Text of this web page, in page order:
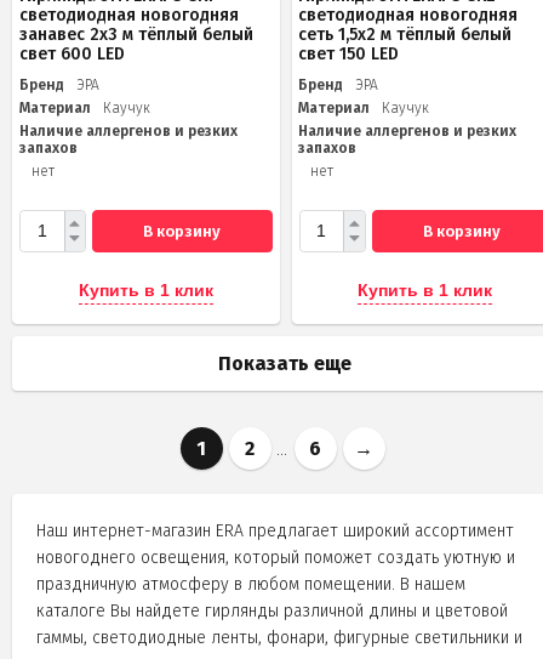
светодиодная новогодняя
занавес 2x3 м тёплый белый
свет 600 LED
Бренд
ЭРА
Материал
Каучук
Наличие аллергенов и резких
запахов
нет
В корзину
Купить в 1 клик
светодиодная новогодняя
сеть 1,5x2 м тёплый белый
свет 150 LED
Бренд
ЭРА
Материал
Каучук
Наличие аллергенов и резких
запахов
нет
В корзину
Купить в 1 клик
Показать еще
1 2 ... 6 →
Наш интернет-магазин ERA предлагает широкий ассортимент
новогоднего освещения, который поможет создать уютную и
праздничную атмосферу в любом помещении. В нашем
каталоге Вы найдете гирлянды различной длины и цветовой
гаммы, светодиодные ленты, фонари, фигурные светильники и